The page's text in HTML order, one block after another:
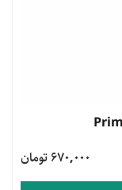
670,000 تومان